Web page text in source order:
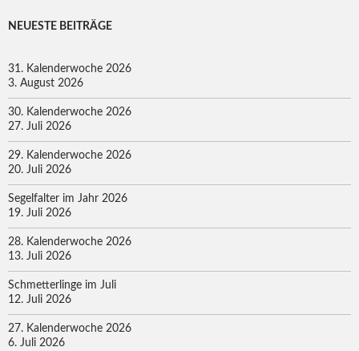
NEUESTE BEITRÄGE
31. Kalenderwoche 2026
3. August 2026
30. Kalenderwoche 2026
27. Juli 2026
29. Kalenderwoche 2026
20. Juli 2026
Segelfalter im Jahr 2026
19. Juli 2026
28. Kalenderwoche 2026
13. Juli 2026
Schmetterlinge im Juli
12. Juli 2026
27. Kalenderwoche 2026
6. Juli 2026